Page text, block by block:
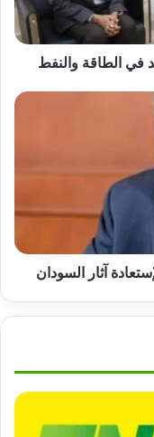
في الطاقة والنفط
آثار السودان